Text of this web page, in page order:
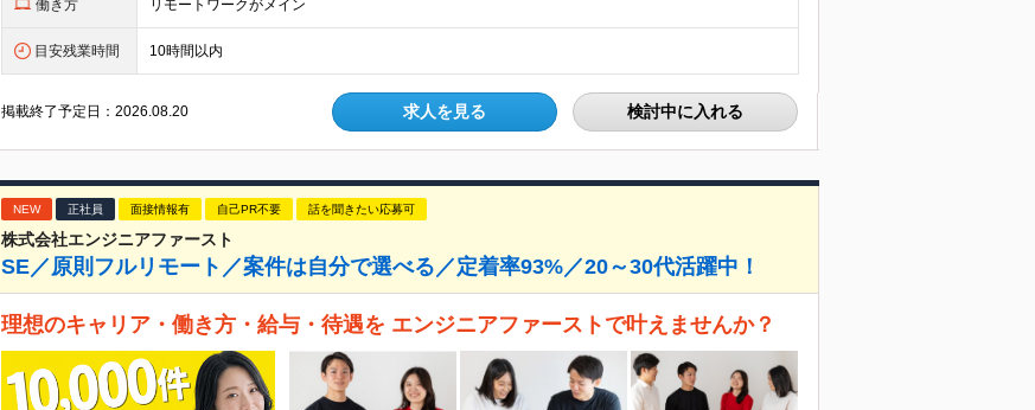
働き方 リモートワークがメイン
目安残業時間 10時間以内
掲載終了予定日：2026.08.20 求人を見る 検討中に入れる
NEW 正社員 面接情報有 自己PR不要 話を聞きたい応募可
株式会社エンジニアファースト
SE／原則フルリモート／案件は自分で選べる／定着率93%／20～30代活躍中！
理想のキャリア・働き方・給与・待遇を エンジニアファーストで叶えませんか？